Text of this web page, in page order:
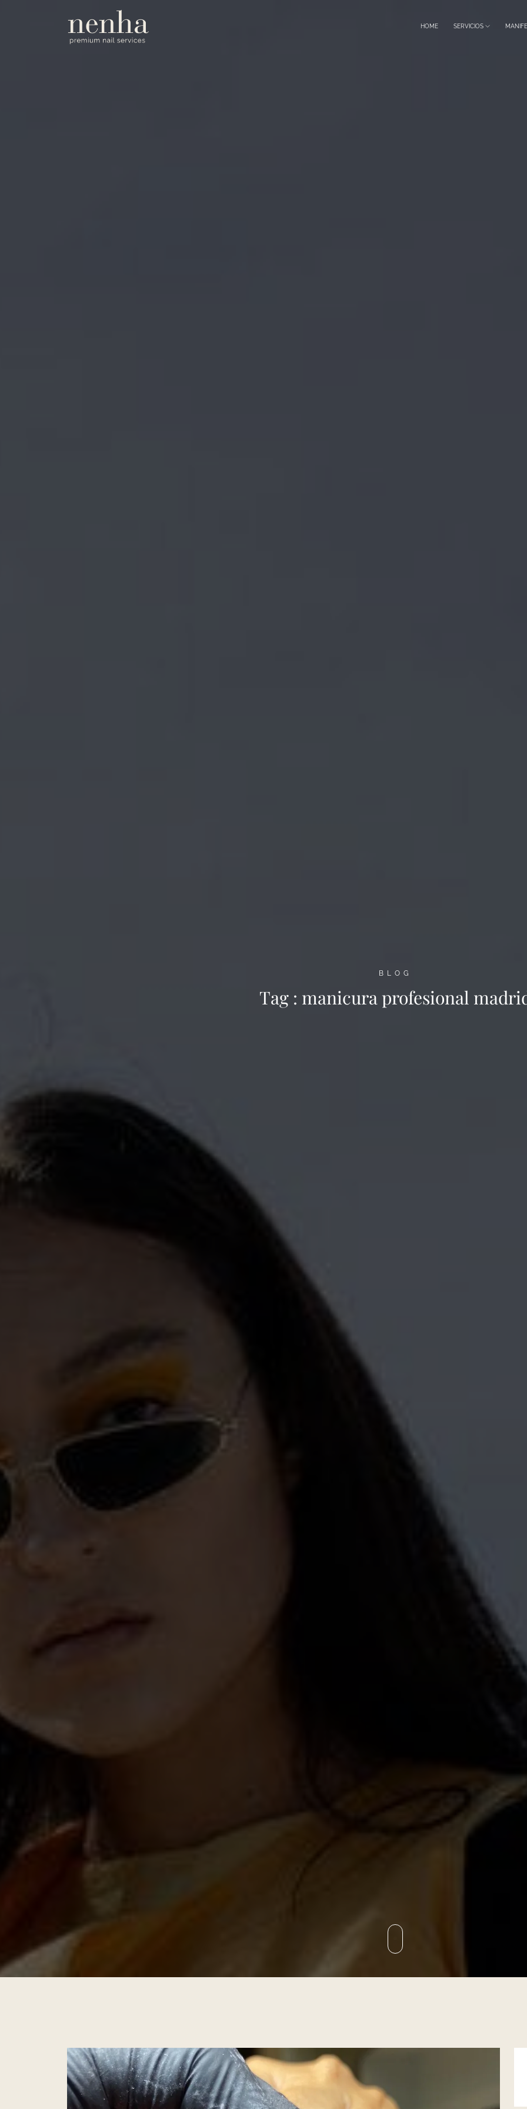
HOME SERVICIOS
BLOG
Tag : manicura profesional